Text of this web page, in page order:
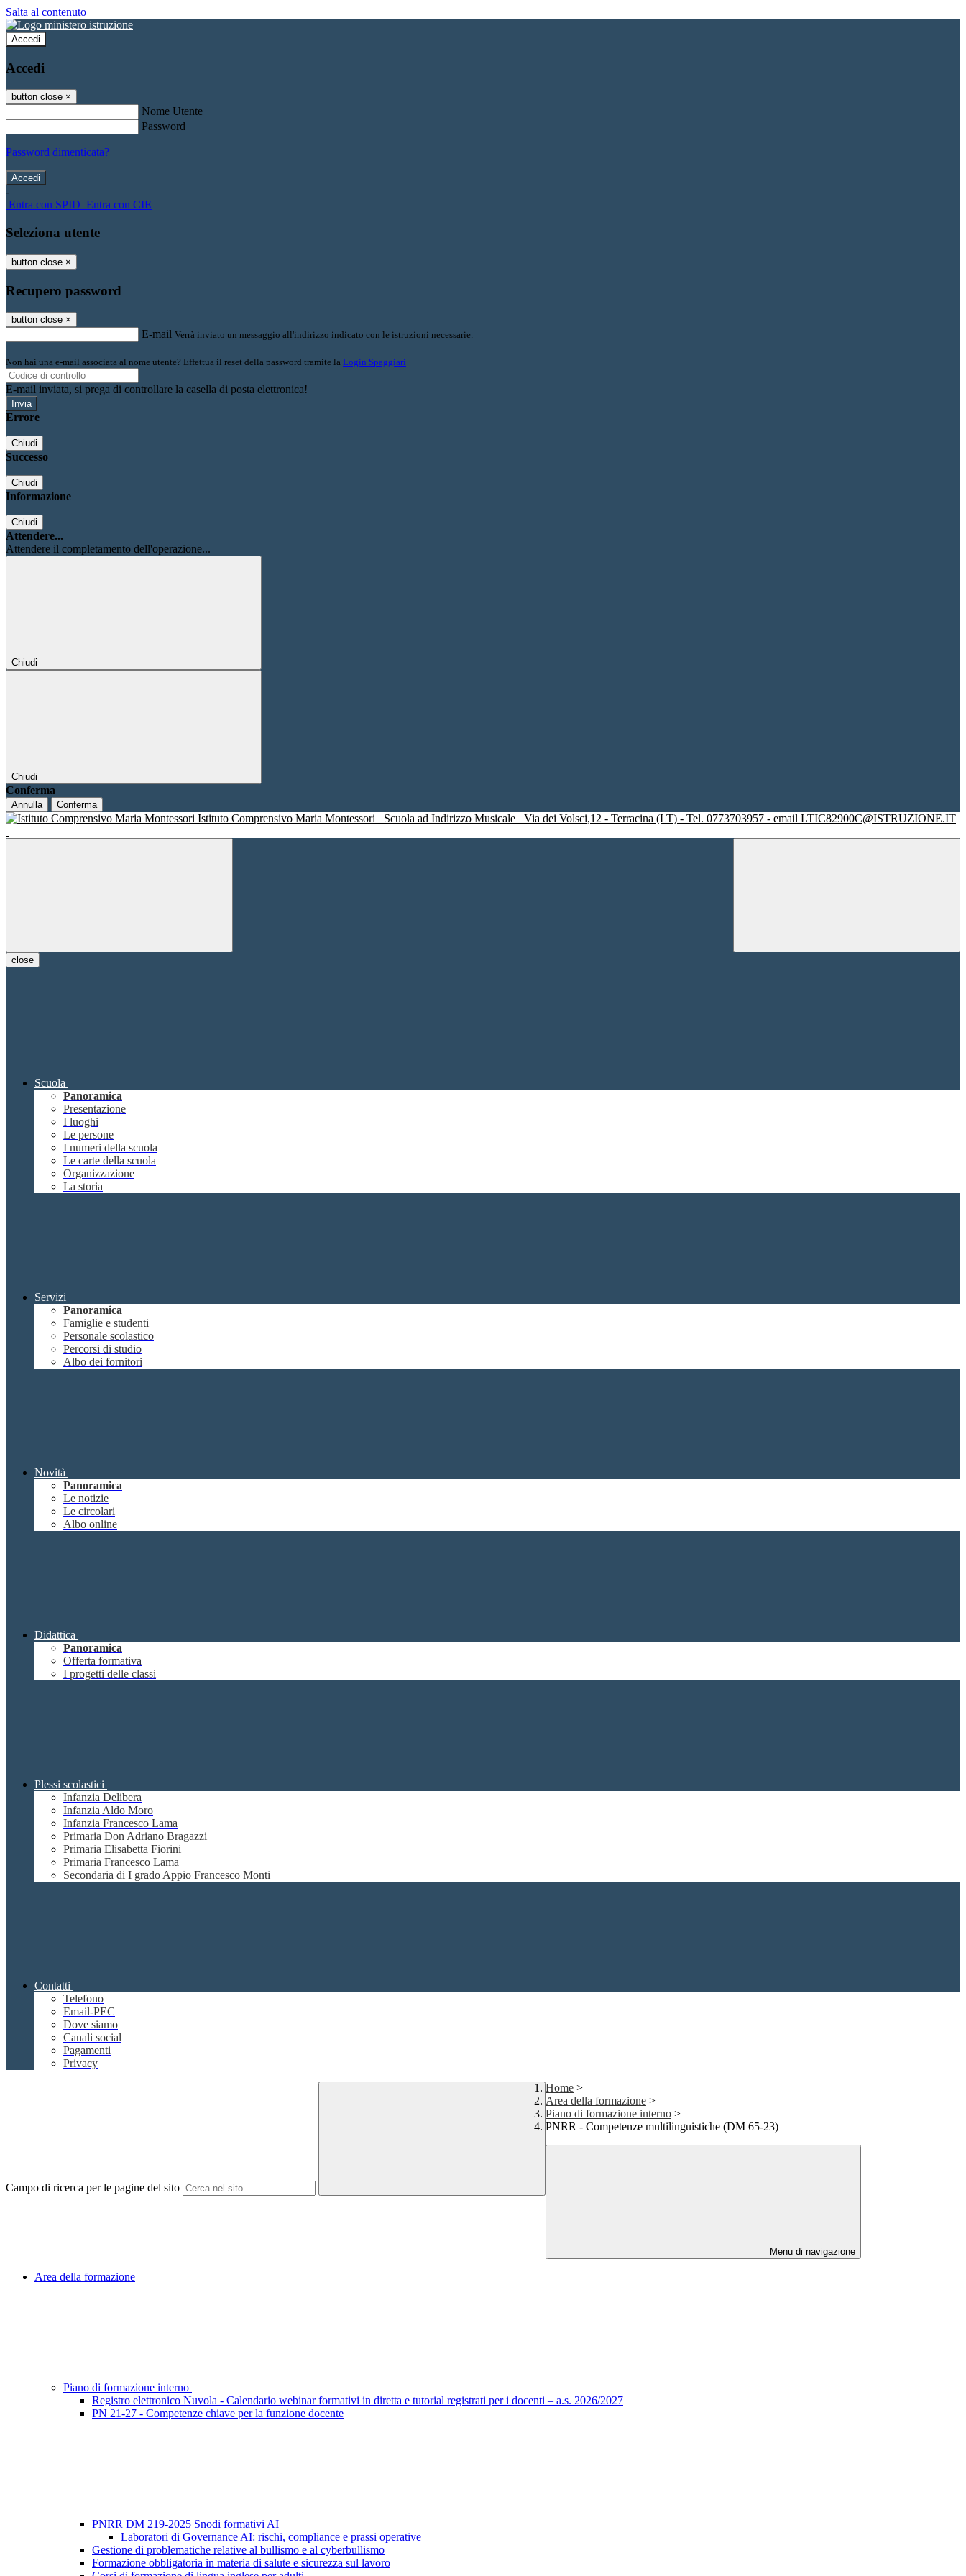
Salta al contenuto
Accedi
Accedi
button close ×
Nome Utente
Password
Password dimenticata?
-
Entra con SPID Entra con CIE
Seleziona utente
button close ×
Recupero password
button close ×
E-mail Verrà inviato un messaggio all'indirizzo indicato con le istruzioni necessarie.
Non hai una e-mail associata al nome utente? Effettua il reset della password tramite la Login Spaggiari
E-mail inviata, si prega di controllare la casella di posta elettronica!
Errore
Chiudi
Successo
Chiudi
Informazione
Chiudi
Attendere...
Attendere il completamento dell'operazione...
Chiudi
Chiudi
Conferma
Annulla Conferma
Istituto Comprensivo Maria Montessori Scuola ad Indirizzo Musicale Via dei Volsci,12 - Terracina (LT) - Tel. 0773703957 - email LTIC82900C@ISTRUZIONE.IT
close
Scuola
Panoramica
Presentazione
I luoghi
Le persone
I numeri della scuola
Le carte della scuola
Organizzazione
La storia
Servizi
Panoramica
Famiglie e studenti
Personale scolastico
Percorsi di studio
Albo dei fornitori
Novità
Panoramica
Le notizie
Le circolari
Albo online
Didattica
Panoramica
Offerta formativa
I progetti delle classi
Plessi scolastici
Infanzia Delibera
Infanzia Aldo Moro
Infanzia Francesco Lama
Primaria Don Adriano Bragazzi
Primaria Elisabetta Fiorini
Primaria Francesco Lama
Secondaria di I grado Appio Francesco Monti
Contatti
Telefono
Email-PEC
Dove siamo
Canali social
Pagamenti
Privacy
Campo di ricerca per le pagine del sito
Home >
Area della formazione >
Piano di formazione interno >
PNRR - Competenze multilinguistiche (DM 65-23)
Menu di navigazione
Area della formazione
Piano di formazione interno
Registro elettronico Nuvola - Calendario webinar formativi in diretta e tutorial registrati per i docenti – a.s. 2026/2027
PN 21-27 - Competenze chiave per la funzione docente
PNRR DM 219-2025 Snodi formativi AI
Laboratori di Governance AI: rischi, compliance e prassi operative
Gestione di problematiche relative al bullismo e al cyberbullismo
Formazione obbligatoria in materia di salute e sicurezza sul lavoro